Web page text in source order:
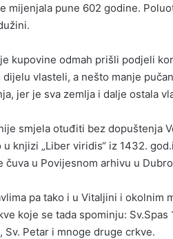
mijenjala pune 602 godine.
kupovine odmah prišli podjeli
vlasteli, a nešto manje
jer je sva zemlja i dalje ostala
smjela otuđiti bez dopuštenja
knjizi „Liber viridis“ iz 1432.
čuva u Povijesnom arhivu u
pa tako i u Vitaljini i okolnim
koje se tada spominju: Sv.Spas
Sv. Petar i mnoge druge crkve.